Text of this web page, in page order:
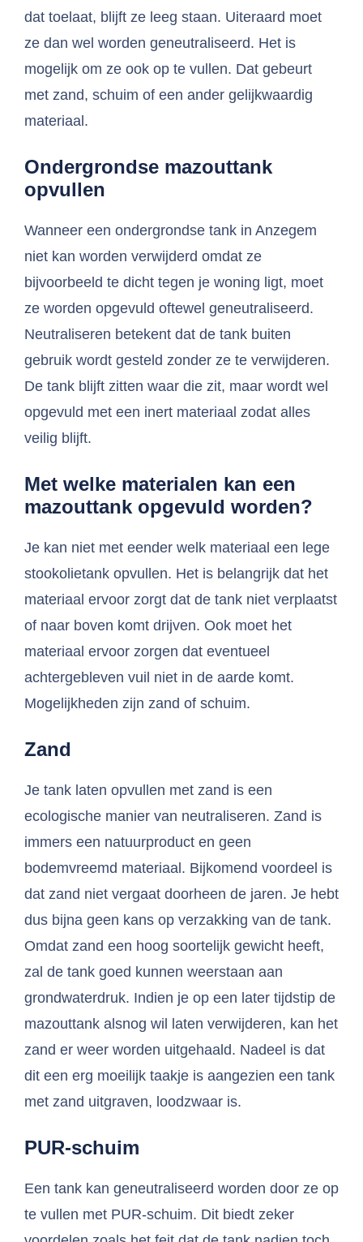
dat toelaat, blijft ze leeg staan. Uiteraard moet
ze dan wel worden geneutraliseerd. Het is
mogelijk om ze ook op te vullen. Dat gebeurt
met zand, schuim of een ander gelijkwaardig
materiaal.
Ondergrondse mazouttank
opvullen
Wanneer een ondergrondse tank in Anzegem
niet kan worden verwijderd omdat ze
bijvoorbeeld te dicht tegen je woning ligt, moet
ze worden opgevuld oftewel geneutraliseerd.
Neutraliseren betekent dat de tank buiten
gebruik wordt gesteld zonder ze te verwijderen.
De tank blijft zitten waar die zit, maar wordt wel
opgevuld met een inert materiaal zodat alles
veilig blijft.
Met welke materialen kan een
mazouttank opgevuld worden?
Je kan niet met eender welk materiaal een lege
stookolietank opvullen. Het is belangrijk dat het
materiaal ervoor zorgt dat de tank niet verplaatst
of naar boven komt drijven. Ook moet het
materiaal ervoor zorgen dat eventueel
achtergebleven vuil niet in de aarde komt.
Mogelijkheden zijn zand of schuim.
Zand
Je tank laten opvullen met zand is een
ecologische manier van neutraliseren. Zand is
immers een natuurproduct en geen
bodemvreemd materiaal. Bijkomend voordeel is
dat zand niet vergaat doorheen de jaren. Je hebt
dus bijna geen kans op verzakking van de tank.
Omdat zand een hoog soortelijk gewicht heeft,
zal de tank goed kunnen weerstaan aan
grondwaterdruk. Indien je op een later tijdstip de
mazouttank alsnog wil laten verwijderen, kan het
zand er weer worden uitgehaald. Nadeel is dat
dit een erg moeilijk taakje is aangezien een tank
met zand uitgraven, loodzwaar is.
PUR-schuim
Een tank kan geneutraliseerd worden door ze op
te vullen met PUR-schuim. Dit biedt zeker